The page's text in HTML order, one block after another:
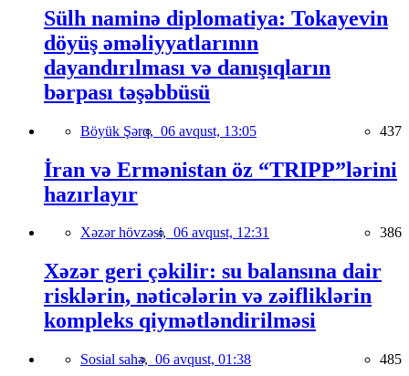
Sülh naminə diplomatiya: Tokayevin
döyüş əməliyyatlarının
dayandırılması və danışıqların
bərpası təşəbbüsü
Böyük Şərq, 06 avqust, 13:05 437
İran və Ermənistan öz “TRIPP”lərini
hazırlayır
Xəzər hövzəsi, 06 avqust, 12:31 386
Xəzər geri çəkilir: su balansına dair
risklərin, nəticələrin və zəifliklərin
kompleks qiymətləndirilməsi
Sosial sahə, 06 avqust, 01:38 485